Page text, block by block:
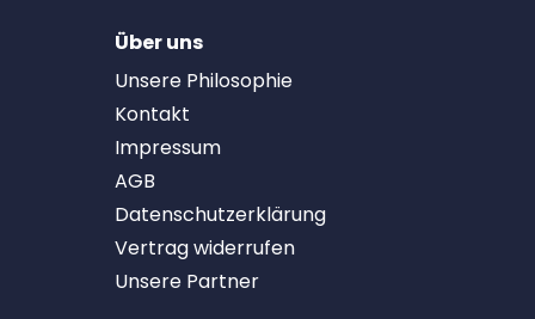
Über uns
Unsere Philosophie
Kontakt
Impressum
AGB
Datenschutzerklärung
Vertrag widerrufen
Unsere Partner